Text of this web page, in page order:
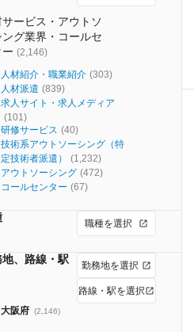
サービス・アウトソ
ング業界・コールセ
ー (2,146)
人材紹介・職業紹介 (303)
人材派遣 (839)
求人サイト・求人メディア
(101)
研修サービス (40)
技術系アウトソーシング（特
定技術者派遣）
(1,232)
アウトソーシング (472)
コールセンター (67)
職種を選択
、路線・駅 勤務地を選択
路線・駅を選択
大阪府 (2,146)